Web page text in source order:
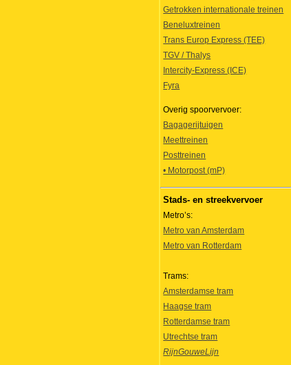
Getrokken internationale treinen
Beneluxtreinen
Trans Europ Express (TEE)
TGV / Thalys
Intercity-Express (ICE)
Fyra
Overig spoorvervoer:
Bagagerijtuigen
Meettreinen
Posttreinen
• Motorpost (mP)
Stads- en streekvervoer
Metro’s:
Metro van Amsterdam
Metro van Rotterdam
Trams:
Amsterdamse tram
Haagse tram
Rotterdamse tram
Utrechtse tram
RijnGouweLijn